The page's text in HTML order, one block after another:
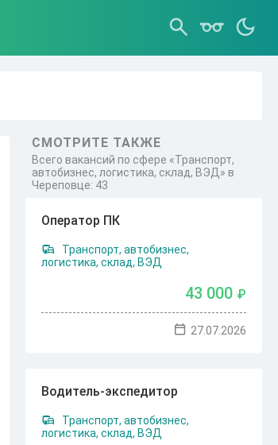
СМОТРИТЕ ТАКЖЕ
Всего вакансий по сфере «Транспорт,
автобизнес, логистика, склад, ВЭД» в
Череповце: 43
Оператор ПК
Транспорт, автобизнес,
логистика, склад, ВЭД
43 000 ₽
27.07.2026
Водитель-экспедитор
Транспорт, автобизнес,
логистика, склад, ВЭД